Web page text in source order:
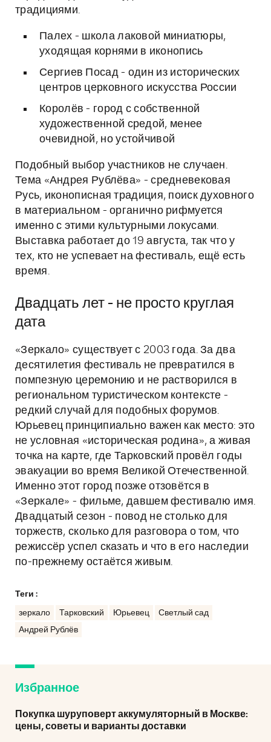
традициями.
Палех - школа лаковой миниатюры,
уходящая корнями в иконопись
Сергиев Посад - один из исторических
центров церковного искусства России
Королёв - город с собственной
художественной средой, менее
очевидной, но устойчивой
Подобный выбор участников не случаен.
Тема «Андрея Рублёва» - средневековая
Русь, иконописная традиция, поиск духовного
в материальном - органично рифмуется
именно с этими культурными локусами.
Выставка работает до 19 августа, так что у
тех, кто не успевает на фестиваль, ещё есть
время.
Двадцать лет - не просто круглая
дата
«Зеркало» существует с 2003 года. За два
десятилетия фестиваль не превратился в
помпезную церемонию и не растворился в
региональном туристическом контексте -
редкий случай для подобных форумов.
Юрьевец принципиально важен как место: это
не условная «историческая родина», а живая
точка на карте, где Тарковский провёл годы
эвакуации во время Великой Отечественной.
Именно этот город позже отзовётся в
«Зеркале» - фильме, давшем фестивалю имя.
Двадцатый сезон - повод не столько для
торжеств, сколько для разговора о том, что
режиссёр успел сказать и что в его наследии
по-прежнему остаётся живым.
Теги :
зеркало Тарковский Юрьевец
Светлый сад
Андрей Рублёв
Избранное
Покупка шуруповерт аккумуляторный в Москве:
цены, советы и варианты доставки